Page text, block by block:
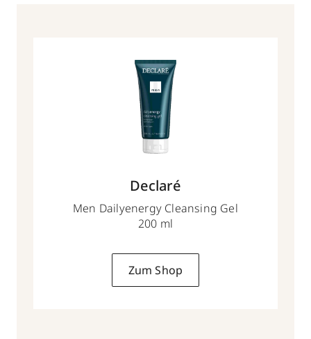
Declaré
Men Dailyenergy Cleansing Gel
200 ml
Zum Shop